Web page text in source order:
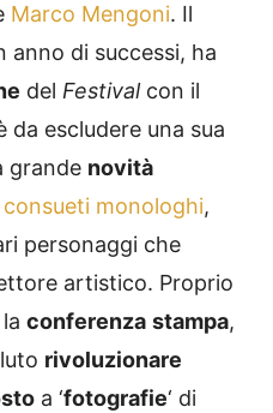
Marco Mengoni. Il
anno di successi, ha
del Festivalcon il
da escludere una sua
grande novità
consueti monologhi,
personaggi che
artistico. Proprio
conferenza stampa,
rivoluzionare
a ‘fotografie‘ di